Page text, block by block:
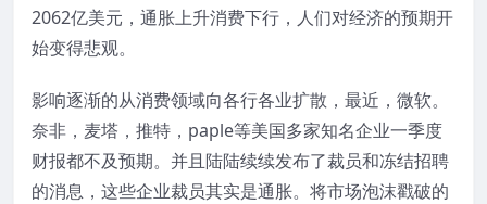
2062亿美元，通胀上升消费下行，人们对经济的预期开
始变得悲观。
影响逐渐的从消费领域向各行各业扩散，最近，微软。
奈非，麦塔，推特，paple等美国多家知名企业一季度
财报都不及预期。并且陆陆续续发布了裁员和冻结招聘
的消息，这些企业裁员其实是通胀。将市场泡沫戳破的